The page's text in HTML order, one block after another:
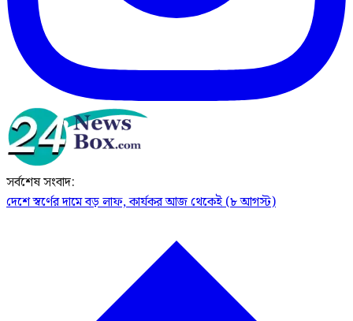
সর্বশেষ সংবাদ:
দেশে স্বর্ণের দামে বড় লাফ, কার্যকর আজ থেকেই (৮ আগস্ট)